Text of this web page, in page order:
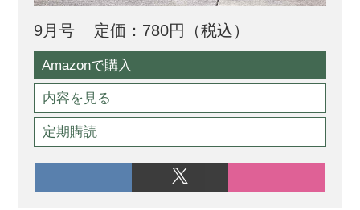
9月号 定価：780円（税込）
Amazonで購入
内容を見る
定期購読